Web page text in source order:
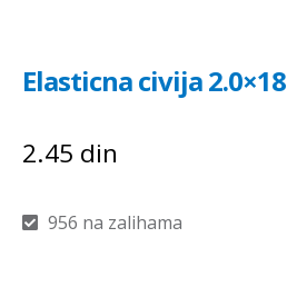
Elasticna civija 2.0×18
2.45 din
956 na zalihama